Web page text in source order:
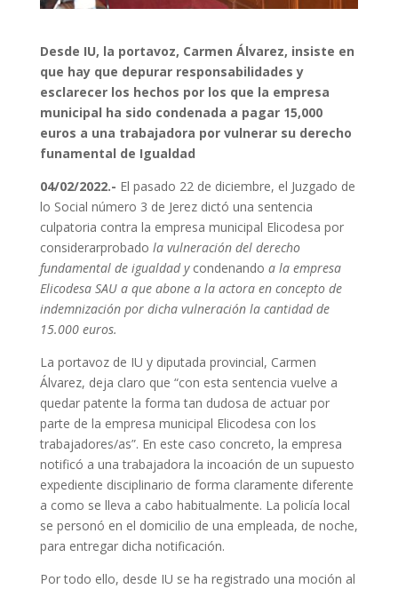
Desde IU, la portavoz, Carmen Álvarez, insiste en
que hay que depurar responsabilidades y
esclarecer los hechos por los que la empresa
municipal ha sido condenada a pagar 15,000
euros a una trabajadora por vulnerar su derecho
funamental de Igualdad
04/02/2022.- El pasado 22 de diciembre, el Juzgado de
lo Social número 3 de Jerez dictó una sentencia
culpatoria contra la empresa municipal Elicodesa por
considerarprobado la vulneración del derecho
fundamental de igualdad y condenando a la empresa
Elicodesa SAU a que abone a la actora en concepto de
indemnización por dicha vulneración la cantidad de
15.000 euros.
La portavoz de IU y diputada provincial, Carmen
Álvarez, deja claro que “con esta sentencia vuelve a
quedar patente la forma tan dudosa de actuar por
parte de la empresa municipal Elicodesa con los
trabajadores/as”. En este caso concreto, la empresa
notificó a una trabajadora la incoación de un supuesto
expediente disciplinario de forma claramente diferente
a como se lleva a cabo habitualmente. La policía local
se personó en el domicilio de una empleada, de noche,
para entregar dicha notificación.
Por todo ello, desde IU se ha registrado una moción al